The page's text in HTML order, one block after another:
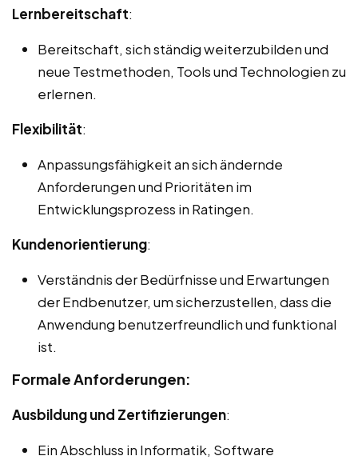
Lernbereitschaft:
Bereitschaft, sich ständig weiterzubilden und
neue Testmethoden, Tools und Technologien zu
erlernen.
Flexibilität:
Anpassungsfähigkeit an sich ändernde
Anforderungen und Prioritäten im
Entwicklungsprozess in Ratingen.
Kundenorientierung:
Verständnis der Bedürfnisse und Erwartungen
der Endbenutzer, um sicherzustellen, dass die
Anwendung benutzerfreundlich und funktional
ist.
Formale Anforderungen:
Ausbildung und Zertifizierungen:
Ein Abschluss in Informatik, Software